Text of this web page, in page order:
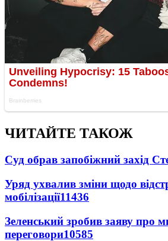
ЧИТАЙТЕ ТАКОЖ
Суд обрав запобіжний захід
Уряд ухвалив зміни щодо
мобілізації11436
Зеленський зробив заяву про
переговори10585